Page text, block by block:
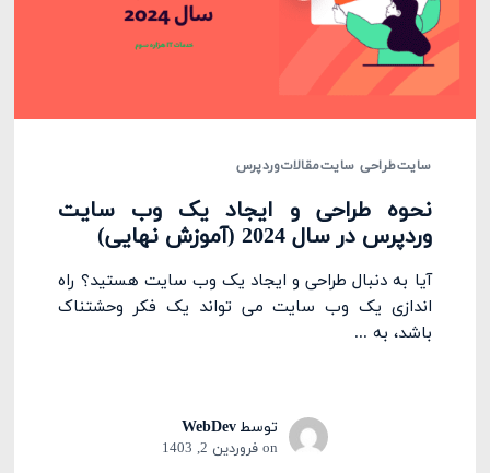
سایتطراحی سایتمقالاتوردپرس
نحوه طراحی و ایجاد یک وب سایت
وردپرس در سال 2024 (آموزش نهایی)
آیا به دنبال طراحی و ایجاد یک وب سایت هستید؟ راه
اندازی یک وب سایت می تواند یک فکر وحشتناک
باشد، به ...
توسطWebDev
onفروردین 2, 1403